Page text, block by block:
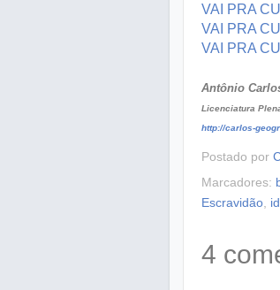
VAI PRA
VAI PRA
VAI PRA
Antônio
Licenciatura
http://carlos-
Postado por
Marcadores:
Escravidão
4